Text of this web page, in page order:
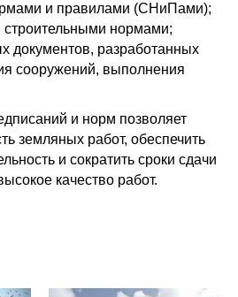
и правилами (СНиПами);
строительными нормами;
документов, разработанных
сооружений, выполнения
и норм позволяет
земляных работ, обеспечить
и сократить сроки сдачи
качество работ.